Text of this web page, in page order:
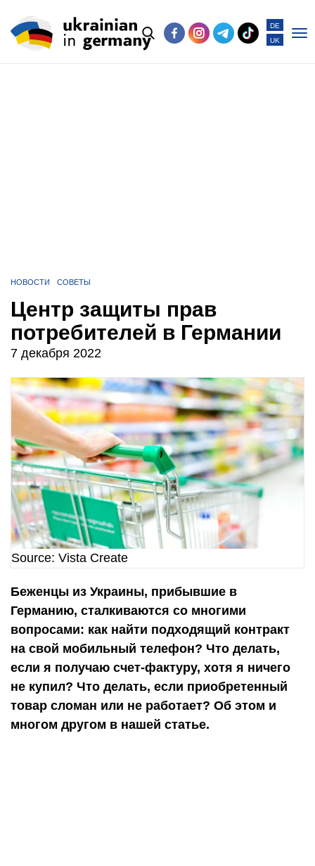
DE
UK
НОВОСТИ СОВЕТЫ
Центр защиты прав
потребителей в Германии
7 декабря 2022
Source: Vista Create
Беженцы из Украины, прибывшие в
Германию, сталкиваются со многими
вопросами: как найти подходящий контракт
на свой мобильный телефон? Что делать,
если я получаю счет-фактуру, хотя я ничего
не купил? Что делать, если приобретенный
товар сломан или не работает? Об этом и
многом другом в нашей статье.